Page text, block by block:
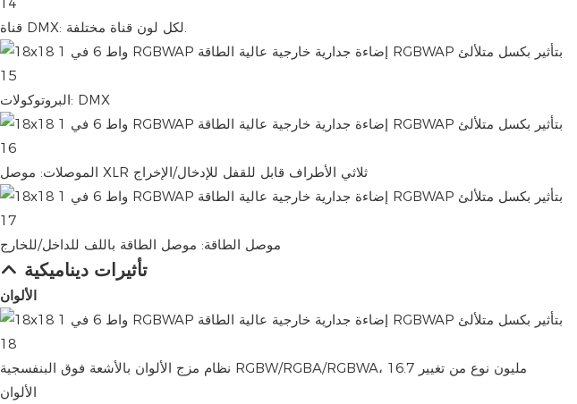
قناة DMX: لكل لون قناة مختلفة.
البروتوكولات: DMX
الموصلات: موصل XLR ثلاثي الأطراف قابل للقفل للإدخال/الإخراج
موصل الطاقة: موصل الطاقة باللف للداخل/للخارج
تأثيرات ديناميكية
الألوان
نظام مزج الألوان بالأشعة فوق البنفسجية RGBW/RGBA/RGBWA، 16.7 مليون نوع من تغيير
الألوان